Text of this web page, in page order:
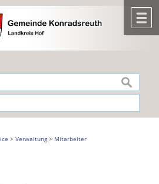
Startseitespringen.
suchen
> Verwaltung> Mitarbeiter